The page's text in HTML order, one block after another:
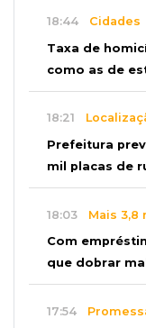
18:44 Cidades
Taxa de
como as de
18:21
Prefeitura
mil placas de
18:03 Mais 3,8
Com
que dobrar
17:54